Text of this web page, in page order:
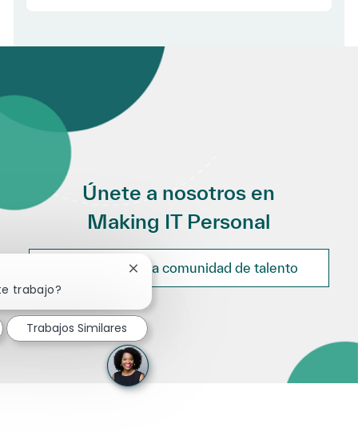
Únete a nosotros en
Making IT Personal
Únete a nuestra comunidad de talento
trabajo?
Cerrar notificación de chatbot
Trabajos Similares